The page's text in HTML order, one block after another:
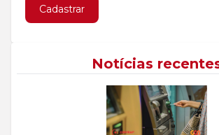
Cadastrar
Notícias